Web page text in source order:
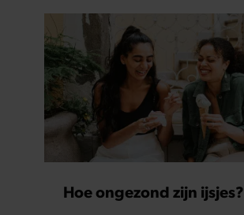
Hoe ongezond zijn ijsjes?